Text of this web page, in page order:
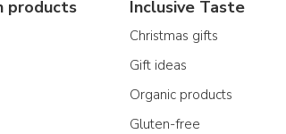
products Inclusive Taste
Christmas gifts
Gift ideas
Organic products
Gluten-free